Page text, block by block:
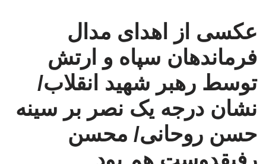
عکسی از اهدای مدال
فرماندهان سپاه و ارتش
توسط رهبر شهید انقلاب/
نشان درجه یک نصر بر سینه
حسن روحانی/ محسن